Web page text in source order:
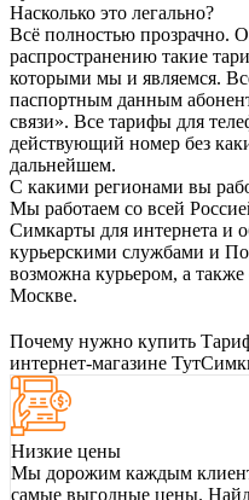
Насколько это легально?
Всё полностью прозрачно.
распространению такие
которыми мы и являемся.
паспортным данным
связи». Все тарифы для
действующий номер без
дальнейшем.
С какими регионами вы
Мы работаем со всей
Симкарты для интернета и
курьерскими службами и
возможна курьером, а
Москве.
Почему нужно купить
интернет-магазине
Низкие цены
Мы дорожим каждым
самые выгодные цены.